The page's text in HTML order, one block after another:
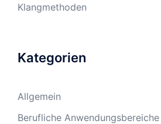
Klangmethoden
Kategorien
Allgemein
Berufliche Anwendungsbereiche